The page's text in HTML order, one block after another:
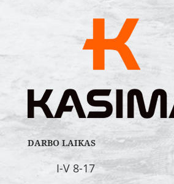
DARBO LAIKAS
I-V 8-17